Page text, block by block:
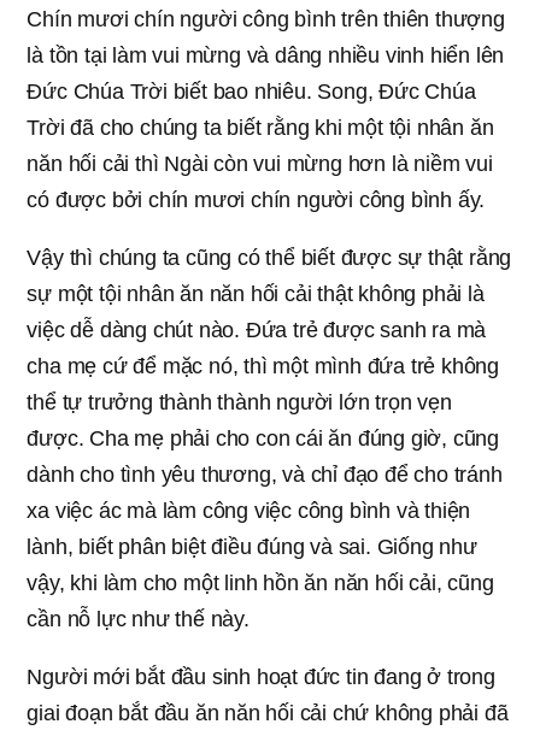
Chín mươi chín người công bình trên thiên thượng
là tồn tại làm vui mừng và dâng nhiều vinh hiển lên
Đức Chúa Trời biết bao nhiêu. Song, Đức Chúa
Trời đã cho chúng ta biết rằng khi một tội nhân ăn
năn hối cải thì Ngài còn vui mừng hơn là niềm vui
có được bởi chín mươi chín người công bình ấy.
Vậy thì chúng ta cũng có thể biết được sự thật rằng
sự một tội nhân ăn năn hối cải thật không phải là
việc dễ dàng chút nào. Đứa trẻ được sanh ra mà
cha mẹ cứ để mặc nó, thì một mình đứa trẻ không
thể tự trưởng thành thành người lớn trọn vẹn
được. Cha mẹ phải cho con cái ăn đúng giờ, cũng
dành cho tình yêu thương, và chỉ đạo để cho tránh
xa việc ác mà làm công việc công bình và thiện
lành, biết phân biệt điều đúng và sai. Giống như
vậy, khi làm cho một linh hồn ăn năn hối cải, cũng
cần nỗ lực như thế này.
Người mới bắt đầu sinh hoạt đức tin đang ở trong
giai đoạn bắt đầu ăn năn hối cải chứ không phải đã